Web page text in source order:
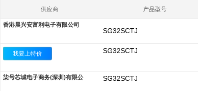
供应商 产品型号
香港晨兴安富利电子有限公司
SG32SCTJ
我要上特价 SG32SCTJ
柒号芯城电子商务(深圳)有限公 SG32SCTJ